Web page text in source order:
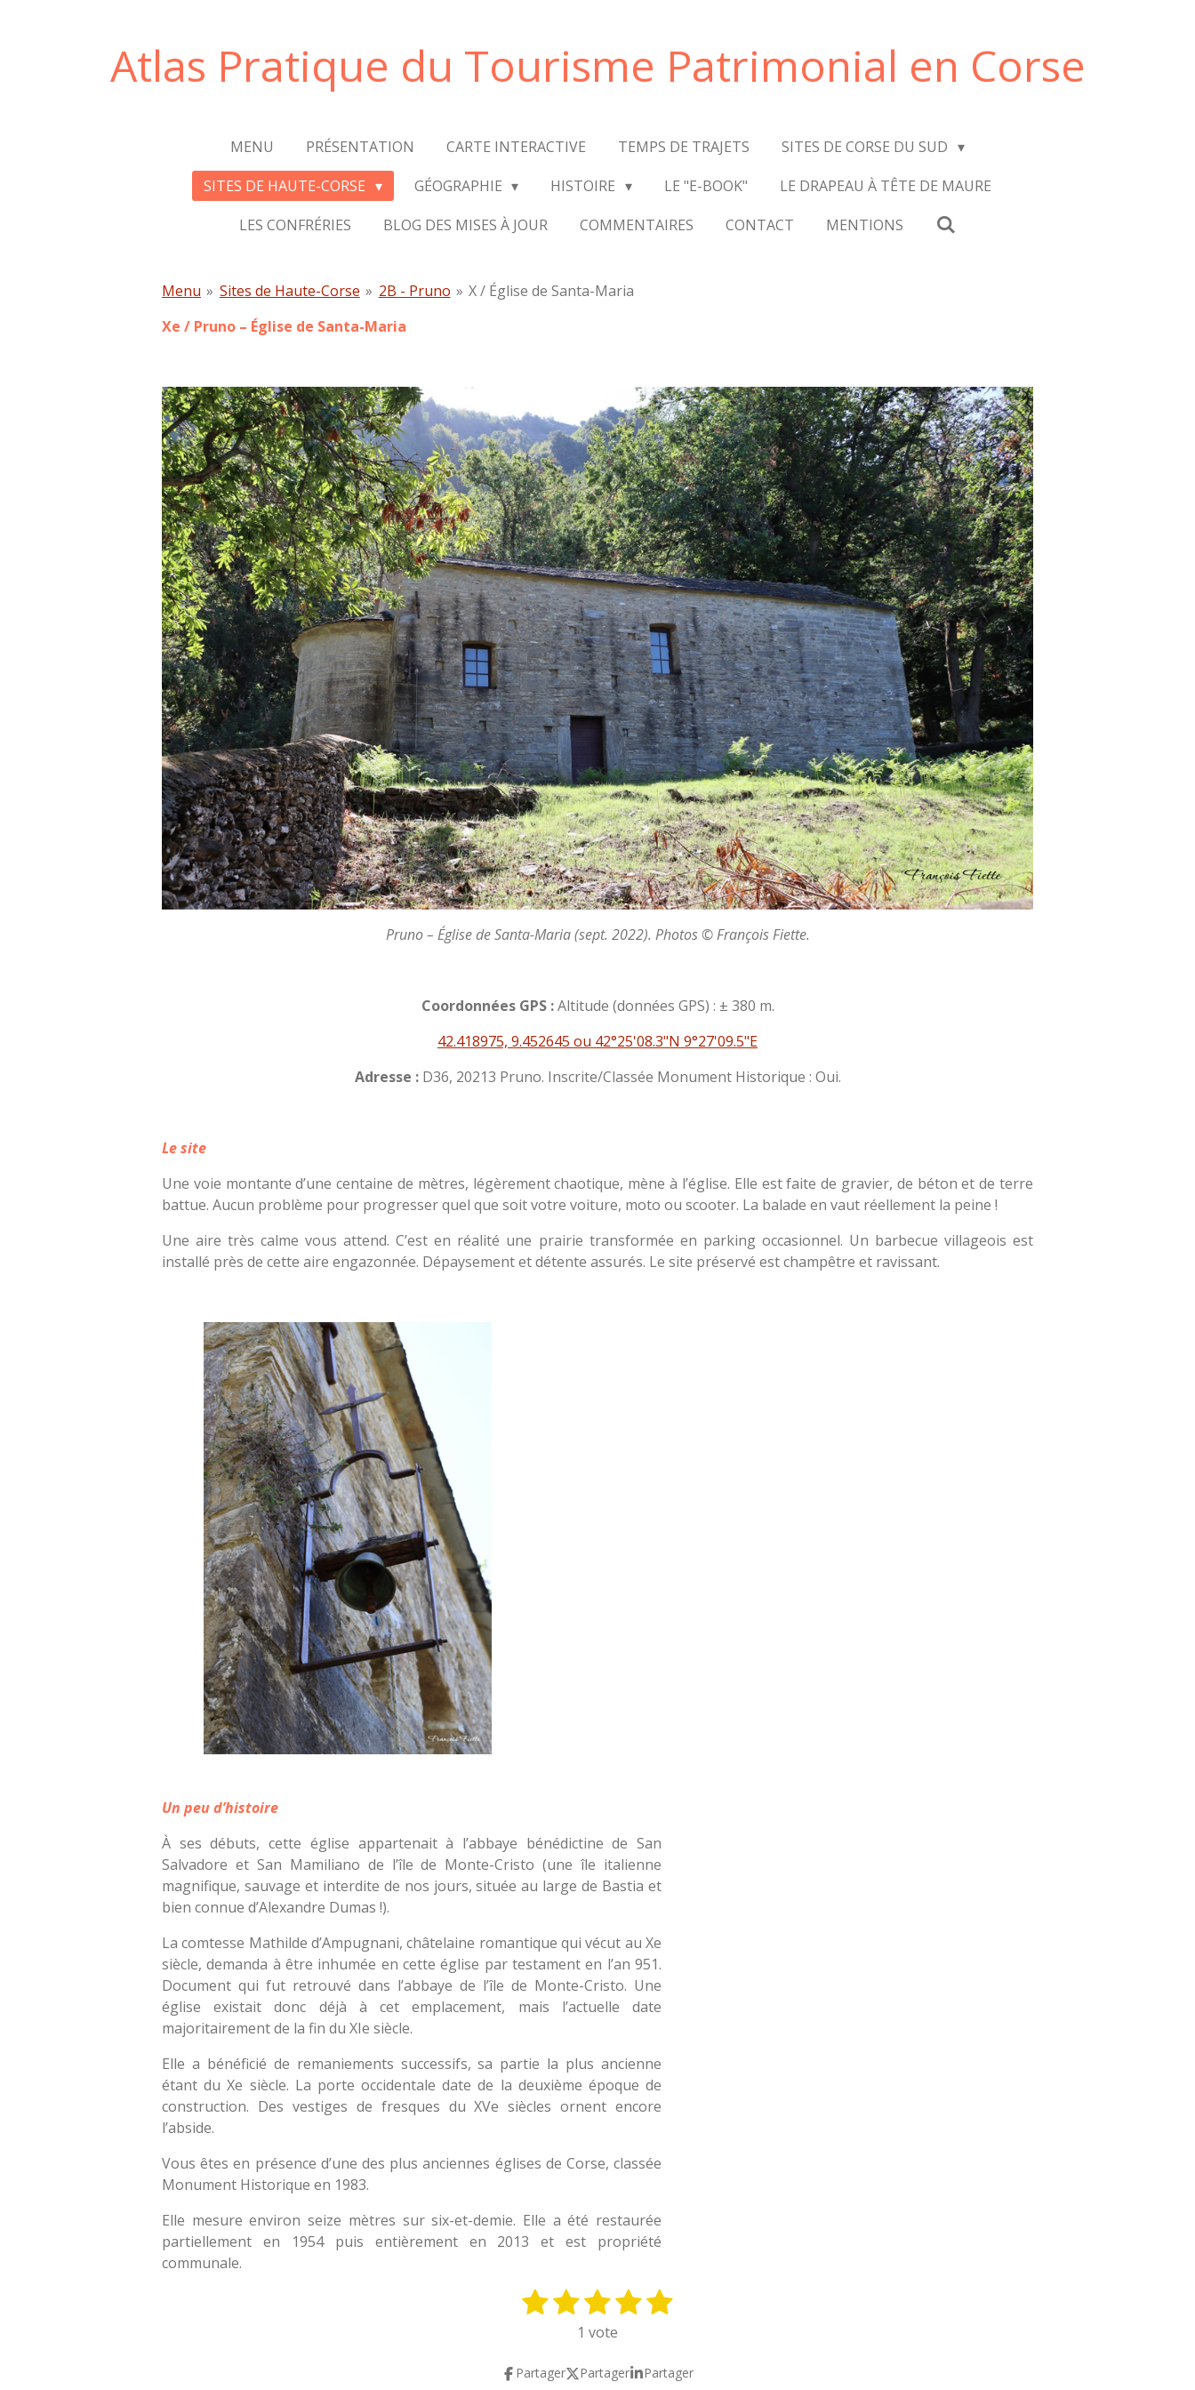
Atlas Pratique du Tourisme Patrimonial en Corse
MENU PRÉSENTATION CARTE INTERACTIVE TEMPS DE TRAJETS
SITES DE CORSE DU SUD
SITES DE HAUTE-CORSE
GÉOGRAPHIE HISTOIRE LE "E-BOOK"
LE DRAPEAU À TÊTE DE MAURE
LES CONFRÉRIES
BLOG DES MISES À JOUR COMMENTAIRES CONTACT MENTIONS
Menu » Sites de Haute-Corse » 2B - Pruno » X / Église de Santa-Maria
Xe / Pruno – Église de Santa-Maria
Pruno – Église de Santa-Maria (sept. 2022). Photos © François Fiette.
Coordonnées GPS :Altitude (données GPS) : ± 380 m.
42.418975, 9.452645 ou 42°25'08.3"N 9°27'09.5"E
Adresse :D36, 20213 Pruno. Inscrite/Classée Monument Historique : Oui.
Le site
Une voie montante d’une centaine de mètres, légèrement chaotique, mène à l’église. Elle est faite de gravier, de béton et de terre
battue. Aucun problème pour progresser quel que soit votre voiture, moto ou scooter. La balade en vaut réellement la peine !
Une aire très calme vous attend. C’est en réalité une prairie transformée en parking occasionnel. Un barbecue villageois est
installé près de cette aire engazonnée. Dépaysement et détente assurés. Le site préservé est champêtre et ravissant.
Un peu d’histoire
À ses débuts, cette église appartenait à l’abbaye bénédictine de San
Salvadore et San Mamiliano de l’île de Monte-Cristo (une île italienne
magnifique, sauvage et interdite de nos jours, située au large de Bastia et
bien connue d’Alexandre Dumas !).
La comtesse Mathilde d’Ampugnani, châtelaine romantique qui vécut au Xe
siècle, demanda à être inhumée en cette église par testament en l’an 951.
Document qui fut retrouvé dans l’abbaye de l’île de Monte-Cristo. Une
église existait donc déjà à cet emplacement, mais l’actuelle date
majoritairement de la fin du XIe siècle.
Elle a bénéficié de remaniements successifs, sa partie la plus ancienne
étant du Xe siècle. La porte occidentale date de la deuxième époque de
construction. Des vestiges de fresques du XVe siècles ornent encore
l’abside.
Vous êtes en présence d’une des plus anciennes églises de Corse, classée
Monument Historique en 1983.
Elle mesure environ seize mètres sur six-et-demie. Elle a été restaurée
partiellement en 1954 puis entièrement en 2013 et est propriété
communale.
1 2 3
é
4
é
5
y
1 vote
Partager Partager Partager